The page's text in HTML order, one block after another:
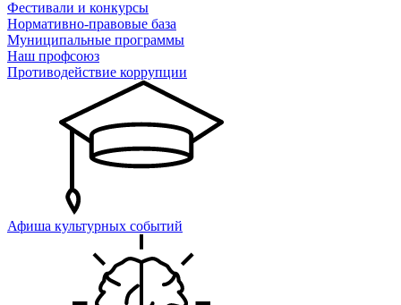
Фестивали и конкурсы
Нормативно-правовые база
Муниципальные программы
Наш профсоюз
Противодействие коррупции
Афиша культурных событий